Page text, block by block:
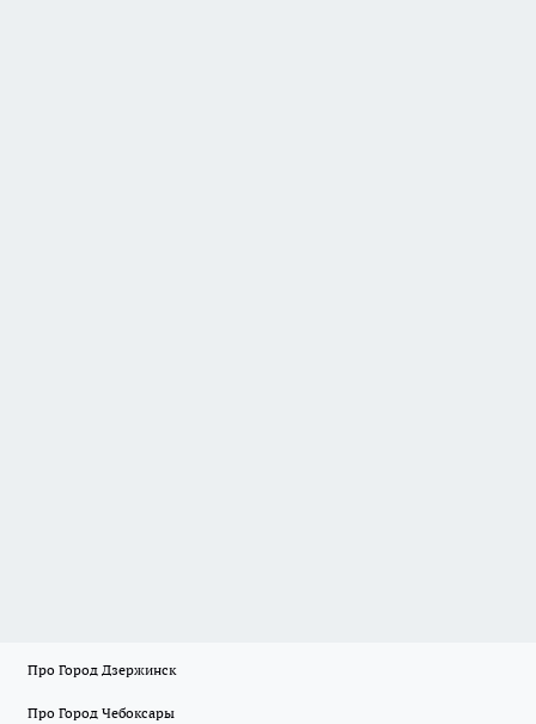
Про Город Дзержинск
Про Город Чебоксары